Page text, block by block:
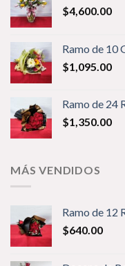
$4,600.00
Ramo de 10
$1,095.00
Ramo de 24
$1,350.00
MÁS VENDIDOS
Ramo de 12
$640.00